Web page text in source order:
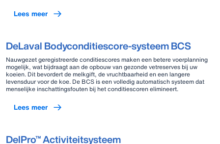
Lees meer
DeLaval Bodyconditiescore-systeem BCS
Nauwgezet geregistreerde conditiescores maken een betere voerplanning
mogelijk, wat bijdraagt aan de opbouw van gezonde vetreserves bij uw
koeien. Dit bevordert de melkgift, de vruchtbaarheid en een langere
levensduur voor de koe. De BCS is een volledig automatisch systeem dat
menselijke inschattingsfouten bij het conditiescoren elimineert.
Lees meer
DelPro™ Activiteitsysteem